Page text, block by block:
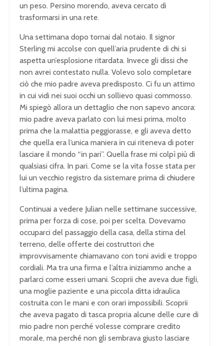
un peso. Persino morendo, aveva cercato di
trasformarsi in una rete.
Una settimana dopo tornai dal notaio. Il signor
Sterling mi accolse con quell’aria prudente di chi si
aspetta un’esplosione ritardata. Invece gli dissi che
non avrei contestato nulla. Volevo solo completare
ciò che mio padre aveva predisposto. Ci fu un attimo
in cui vidi nei suoi occhi un sollievo quasi commosso.
Mi spiegò allora un dettaglio che non sapevo ancora:
mio padre aveva parlato con lui mesi prima, molto
prima che la malattia peggiorasse, e gli aveva detto
che quella era l’unica maniera in cui riteneva di poter
lasciare il mondo “in pari”. Quella frase mi colpì più di
qualsiasi cifra. In pari. Come se la vita fosse stata per
lui un vecchio registro da sistemare prima di chiudere
l’ultima pagina.
Continuai a vedere Julian nelle settimane successive,
prima per forza di cose, poi per scelta. Dovevamo
occuparci del passaggio della casa, della stima del
terreno, delle offerte dei costruttori che
improvvisamente chiamavano con toni avidi e troppo
cordiali. Ma tra una firma e l’altra iniziammo anche a
parlarci come esseri umani. Scoprii che aveva due figli,
una moglie paziente e una piccola ditta idraulica
costruita con le mani e con orari impossibili. Scoprii
che aveva pagato di tasca propria alcune delle cure di
mio padre non perché volesse comprare credito
morale, ma perché non gli sembrava giusto lasciare